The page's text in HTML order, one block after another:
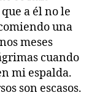
a él no le
una
meses
cuando
mi espalda.
son escasos.